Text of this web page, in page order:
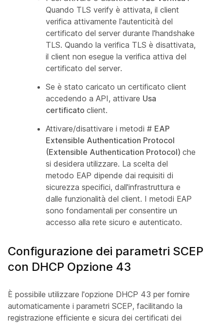
Quando TLS verify è attivata, il client
verifica attivamente l'autenticità del
certificato del server durante l'handshake
TLS. Quando la verifica TLS è disattivata,
il client non esegue la verifica attiva del
certificato del server.
Se è stato caricato un certificato client
accedendo a API, attivare Usa
certificato client.
Attivare/disattivare i metodi # EAP
Extensible Authentication Protocol
(Extensible Authentication Protocol) che
si desidera utilizzare. La scelta del
metodo EAP dipende dai requisiti di
sicurezza specifici, dall'infrastruttura e
dalle funzionalità del client. I metodi EAP
sono fondamentali per consentire un
accesso alla rete sicuro e autenticato.
Configurazione dei parametri SCEP
con DHCP Opzione 43
È possibile utilizzare l'opzione DHCP 43 per fornire
automaticamente i parametri SCEP, facilitando la
registrazione efficiente e sicura dei certificati dei